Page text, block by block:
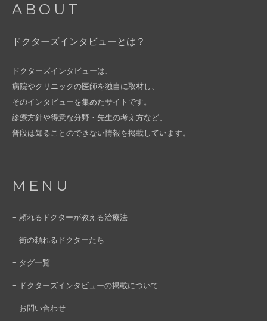
ABOUT
ドクターズインタビューとは？
ドクターズインタビューは、
病院やクリニックの医師を独自に取材し、
そのインタビューを集めたサイトです。
診療方針や得意な分野・先生の考え方など、
普段は知ることのできない情報を掲載しています。
MENU
− 頼れるドクターが教える治療法
− 街の頼れるドクターたち
− タグ一覧
− ドクターズインタビューの掲載について
− お問い合わせ